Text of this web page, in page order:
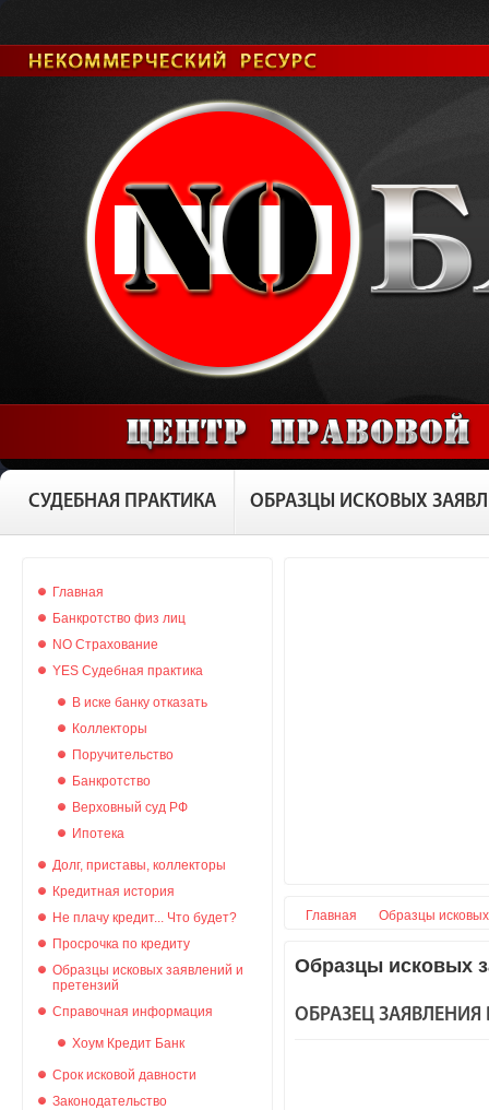
СУДЕБНАЯ ПРАКТИКА ОБРАЗЦЫ ИСКОВЫХ
Главная
Банкротство физ лиц
NO Страхование
YES Судебная практика
В иске банку отказать
Коллекторы
Поручительство
Банкротство
Верховный суд РФ
Ипотека
Долг, приставы, коллекторы
Кредитная история
Не плачу кредит... Что будет?
Просрочка по кредиту
Образцы исковых заявлений и
претензий
Справочная информация
Хоум Кредит Банк
Срок исковой давности
Законодательство
Главная Образцы
Образцы исковых
ОБРАЗЕЦ ЗАЯВЛЕНИЯ